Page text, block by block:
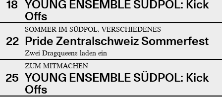
18 YOUNG ENSEMBLE SÜDPOL: Kick
Offs
22
SOMMER IM SÜDPOL, VERSCHIEDENES
Pride Zentralschweiz Sommerfest
Zwei Dragqueens laden ein
25
ZUM MITMACHEN
YOUNG ENSEMBLE SÜDPOL: Kick
Offs